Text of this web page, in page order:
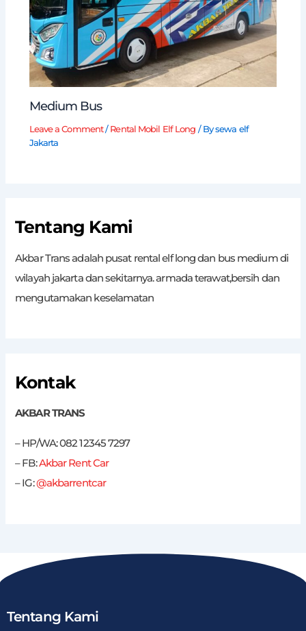
Medium Bus
Leave a Comment / Rental Mobil Elf Long / Bysewa elf
Jakarta
Tentang Kami
Akbar Trans adalah pusat rental elf long dan bus medium di
wilayah jakarta dan sekitarnya. armada terawat,bersih dan
mengutamakan keselamatan
Kontak
AKBAR TRANS
– HP/WA: 082 12345 7297
– FB:Akbar Rent Car
– IG:@akbarrentcar
Tentang Kami